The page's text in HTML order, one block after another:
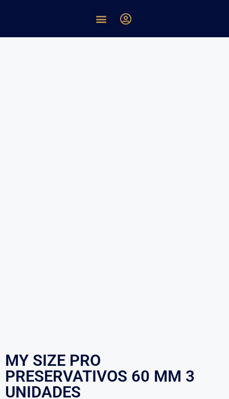
MY SIZE PRO
PRESERVATIVOS 60 MM 3
UNIDADES